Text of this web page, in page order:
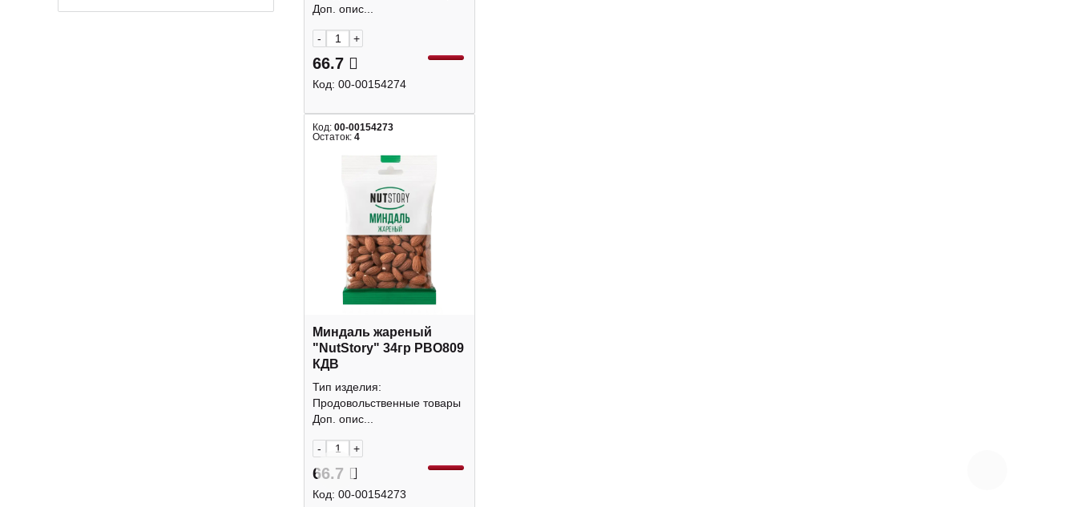
Доп. опис...
- +
66.7
Код: 00-00154274
Код: 00-00154273
Остаток: 4
Миндаль жареный
"NutStory" 34гр РВО809
КДВ
Тип изделия:
Продовольственные товары
Доп. опис...
- +
66.7
Код: 00-00154273